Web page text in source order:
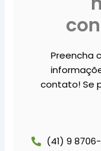
Preencha
contato! Se
(41) 9